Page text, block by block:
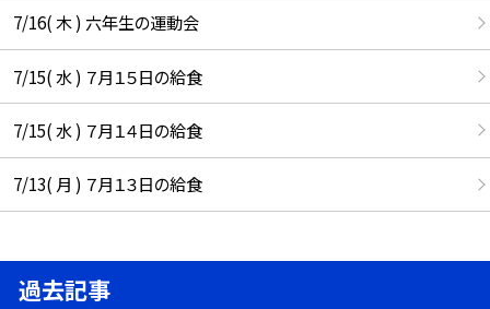
7/16( 木 ) 六年生の運動会
7/15( 水 ) ７月１５日の給食
7/15( 水 ) ７月１４日の給食
7/13( 月 ) ７月１３日の給食
過去記事